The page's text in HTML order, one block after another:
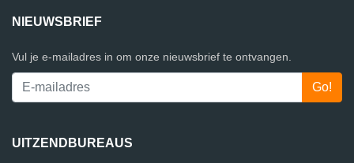
NIEUWSBRIEF
Vul je e-mailadres in om onze nieuwsbrief te ontvangen.
UITZENDBUREAUS